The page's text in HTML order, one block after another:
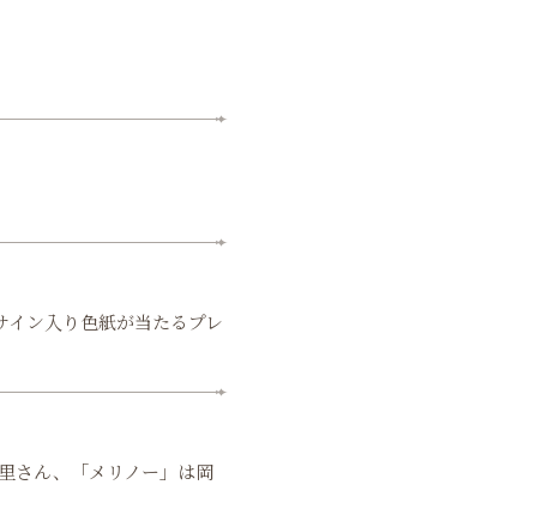
ン入り色紙が当たるプレ
さん、「メリノー」は岡